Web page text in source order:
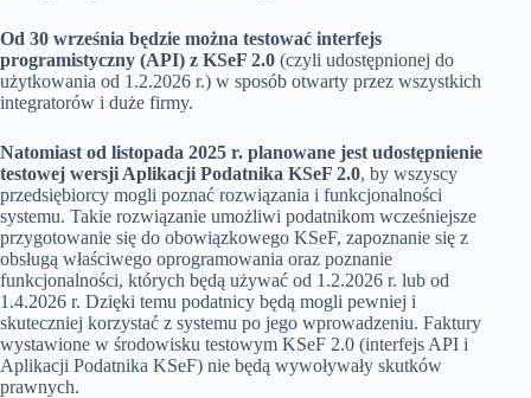
Od 30 września będzie można testować interfejs
programistyczny (API) z KSeF 2.0 (czyli udostępnionej do
użytkowania od 1.2.2026 r.) w sposób otwarty przez wszystkich
integratorów i duże firmy.
Natomiast od listopada 2025 r. planowane jest udostępnienie
testowej wersji Aplikacji Podatnika KSeF 2.0, by wszyscy
przedsiębiorcy mogli poznać rozwiązania i funkcjonalności
systemu. Takie rozwiązanie umożliwi podatnikom wcześniejsze
przygotowanie się do obowiązkowego KSeF, zapoznanie się z
obsługą właściwego oprogramowania oraz poznanie
funkcjonalności, których będą używać od 1.2.2026 r. lub od
1.4.2026 r. Dzięki temu podatnicy będą mogli pewniej i
skuteczniej korzystać z systemu po jego wprowadzeniu. Faktury
wystawione w środowisku testowym KSeF 2.0 (interfejs API i
Aplikacji Podatnika KSeF) nie będą wywoływały skutków
prawnych.